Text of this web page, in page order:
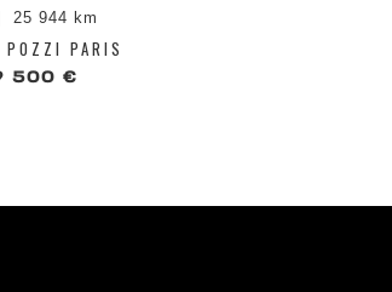
25 944 km
POZZI PARIS
500 €